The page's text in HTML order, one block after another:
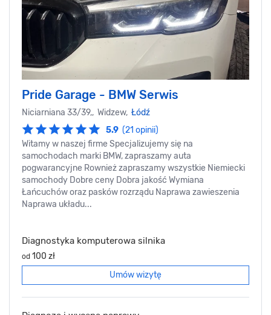
Pride Garage - BMW Serwis
Niciarniana 33/39,, Widzew, Łódź
5.9 (21 opinii)
Witamy w naszej firme Specjalizujemy się na
samochodach marki BMW, zapraszamy auta
pogwarancyjne Rownież zapraszamy wszystkie Niemiecki
samochody Dobre ceny Dobra jakość Wymiana
Łańcuchów oraz pasków rozrządu Naprawa zawieszenia
Naprawa układu...
Diagnostyka komputerowa silnika
od 100 zł
Umów wizytę